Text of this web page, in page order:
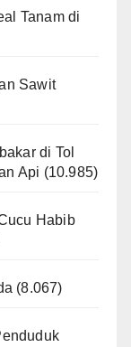
Tanam di
Sawit
di Tol
Api (10.985)
Habib
(8.067)